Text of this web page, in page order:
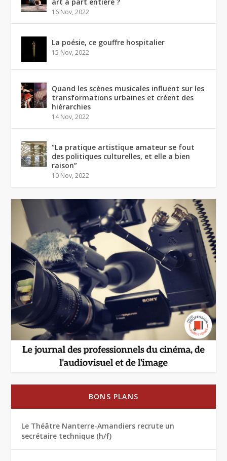
16 Nov, 2022
La poésie, ce gouffre hospitalier
15 Nov, 2022
Quand les scènes musicales influent sur les
transformations urbaines et créent des
hiérarchies
14 Nov, 2022
“La pratique artistique amateur se fout
des politiques culturelles, et elle a bien
raison”
10 Nov, 2022
BONS PLANS
Le Théâtre Nanterre-Amandiers recrute un
secrétaire technique (h/f)